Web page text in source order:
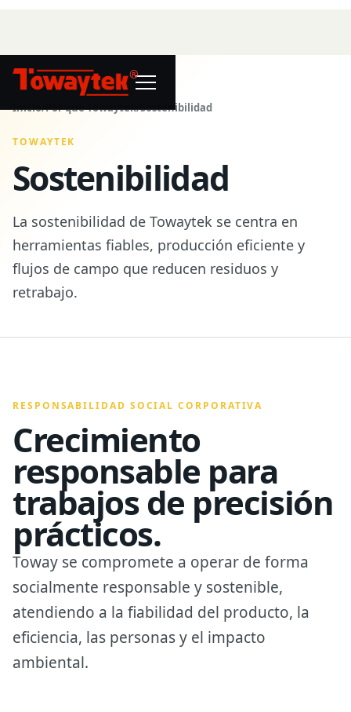
®
Inicio/Por qué Towaytek/Sostenibilidad
TOWAYTEK
Sostenibilidad
La sostenibilidad de Towaytek se centra en
herramientas fiables, producción eficiente y
flujos de campo que reducen residuos y
retrabajo.
RESPONSABILIDAD SOCIAL CORPORATIVA
Crecimiento
responsable para
trabajos de precisión
prácticos.
Toway se compromete a operar de forma
socialmente responsable y sostenible,
atendiendo a la fiabilidad del producto, la
eficiencia, las personas y el impacto
ambiental.